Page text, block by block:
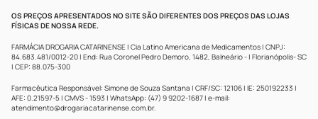
OS PREÇOS APRESENTADOS NO SITE SÃO DIFERENTES DOS PREÇOS DAS LOJAS
FÍSICAS DE NOSSA REDE.
FARMÁCIA DROGARIA CATARINENSE | Cia Latino Americana de Medicamentos | CNPJ:
84.683.481/0012-20 | End: Rua Coronel Pedro Demoro, 1482, Balneário - | Florianópolis- SC
| CEP: 88.075-300
Farmacêutica Responsável: Simone de Souza Santana | CRF/SC: 12106 | IE: 250192233 |
AFE: 0.21597-5 | CMVS - 1593 | WhatsApp: (47) 9 9202-1687 | e-mail:
atendimento@drogariacatarinense.com.br.